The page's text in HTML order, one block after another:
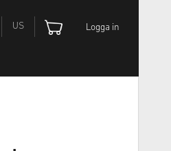
US Logga in